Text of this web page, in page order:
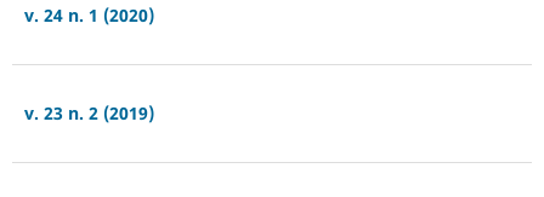
v. 24 n. 1 (2020)
v. 23 n. 2 (2019)